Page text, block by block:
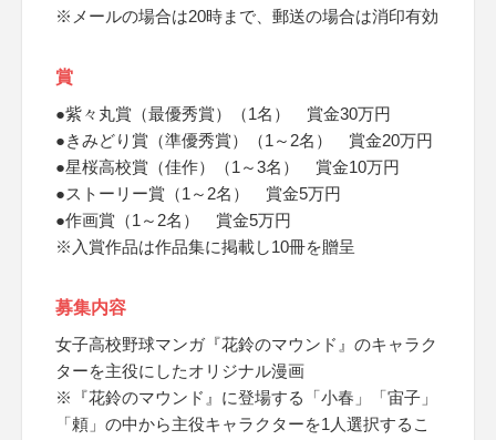
※メールの場合は20時まで、郵送の場合は消印有効
賞
●紫々丸賞（最優秀賞）（1名） 賞金30万円
●きみどり賞（準優秀賞）（1～2名） 賞金20万円
●星桜高校賞（佳作）（1～3名） 賞金10万円
●ストーリー賞（1～2名） 賞金5万円
●作画賞（1～2名） 賞金5万円
※入賞作品は作品集に掲載し10冊を贈呈
募集内容
女子高校野球マンガ『花鈴のマウンド』のキャラク
ターを主役にしたオリジナル漫画
※『花鈴のマウンド』に登場する「小春」「宙子」
「頼」の中から主役キャラクターを1人選択するこ